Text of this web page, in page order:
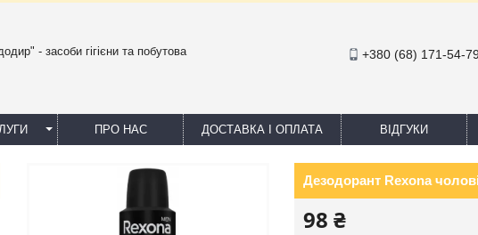
- засоби гігієни та побутова
+380 (68) 171-54-79
ПРО НАС ДОСТАВКА І ОПЛАТА ВІДГУКИ
Дезодорант Rexona
98 ₴